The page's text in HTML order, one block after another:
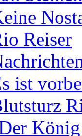
Reiser
ist